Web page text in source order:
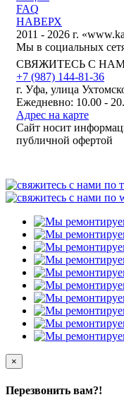
FAQ
НАВЕРХ
2011 - 2026 г.
Мы в социальных
СВЯЖИТЕСЬ С
+7 (987) 144-81-36
г. Уфа, улица
Ежедневно: 10.00 -
Адрес на карте
Сайт носит
публичной офертой
×
Перезвонить вам?!